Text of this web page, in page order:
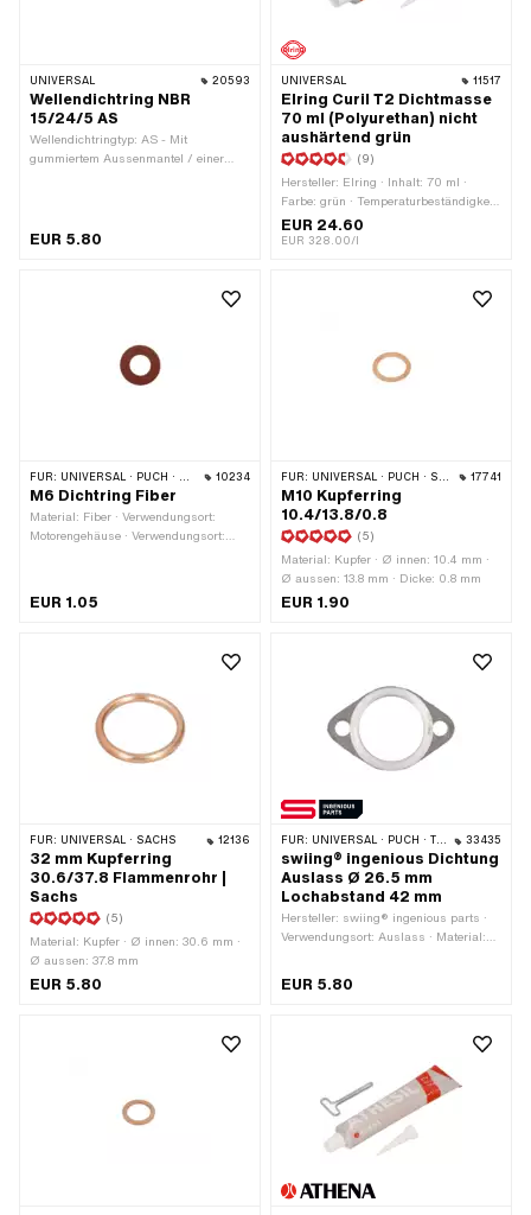
UNIVERSAL 20593
Wellendichtring NBR
15/24/5 AS
Wellendichtringtyp: AS - Mit
gummiertem Aussenmantel / einer
Temperaturbeständigkeit (min.): -30 -
EUR 5.80
UNIVERSAL 11517
Elring Curil T2 Dichtmasse
70 ml (Polyurethan) nicht
aushärtend grün
(9)
Hersteller: Elring · Inhalt: 70 ml ·
Farbe: grün · Temperaturbeständigkeit
(min.): -55 - 250 °C · Spaltmass
(max.): 0.2 mm · Anwendungsbereich:
EUR 24.60
EUR 328.00/l
FÜR: UNIVERSAL · PUCH · SACHS · PONY / CILO (BETA 521 & 512) 10234
M6 Dichtring Fiber
Material: Fiber · Verwendungsort:
Motorengehäuse · Verwendungsort:
Puch OEM-Nr.: 24365
EUR 1.05
FÜR: UNIVERSAL · PUCH · SACHS · PONY / CILO (BETA 521 & 512) 17741
M10 Kupferring
10.4/13.8/0.8
(5)
Material: Kupfer · Ø innen: 10.4 mm ·
Ø aussen: 13.8 mm · Dicke: 0.8 mm
EUR 1.90
FÜR: UNIVERSAL · SACHS 12136
32 mm Kupferring
30.6/37.8 Flammenrohr |
Sachs
(5)
Material: Kupfer · Ø innen: 30.6 mm ·
Ø aussen: 37.8 mm
EUR 5.80
FÜR: UNIVERSAL · PUCH · TOMOS 33435
swiing® ingenious Dichtung
Auslass Ø 26.5 mm
Lochabstand 42 mm
Hersteller: swiing® ingenious parts ·
Verwendungsort: Auslass · Material:
6.5 mm · Dicke: 2.6 mm ·
EUR 5.80